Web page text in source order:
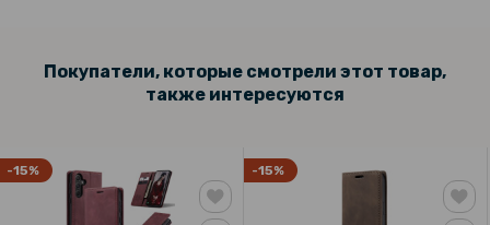
Покупатели, которые смотрели этот товар,
также интересуются
-15% -15%